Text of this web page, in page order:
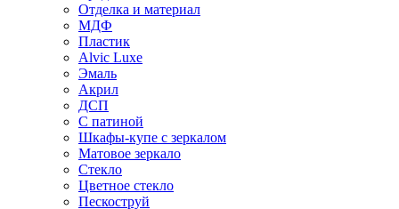
Отделка и материал
МДФ
Пластик
Alvic Luxe
Эмаль
Акрил
ДСП
С патиной
Шкафы-купе с зеркалом
Матовое зеркало
Стекло
Цветное стекло
Пескоструй